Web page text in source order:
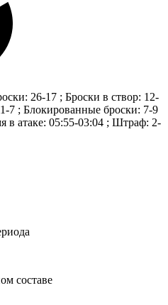
26-17 ; Броски в створ: 12-
7 ; Блокированные броски: 7-9
в атаке: 05:55-03:04 ; Штраф: 2-
составе